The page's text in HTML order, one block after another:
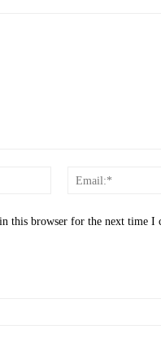
Name:*
this browser for the next time I